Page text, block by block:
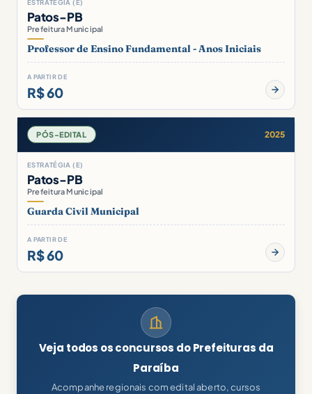
ESTRATÉGIA (E)
Patos-PB
Prefeitura Municipal
Professor de Ensino Fundamental - Anos Iniciais
A PARTIR DE
R$ 60
PÓS-EDITAL 2025
ESTRATÉGIA (E)
Patos-PB
Prefeitura Municipal
Guarda Civil Municipal
A PARTIR DE
R$ 60
Veja todos os concursos do Prefeituras da
Paraíba
Acompanhe regionais com edital aberto, cursos